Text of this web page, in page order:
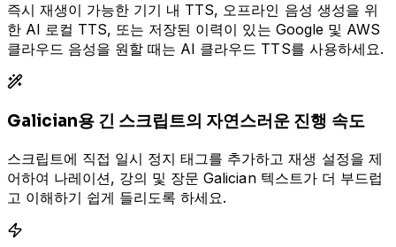
즉시 재생이 가능한 기기 내 TTS, 오프라인 음성 생성을 위
한 AI 로컬 TTS, 또는 저장된 이력이 있는 Google 및 AWS
클라우드 음성을 원할 때는 AI 클라우드 TTS를 사용하세요.
Galician용 긴 스크립트의 자연스러운 진행 속도
스크립트에 직접 일시 정지 태그를 추가하고 재생 설정을 제
어하여 나레이션, 강의 및 장문 Galician 텍스트가 더 부드럽
고 이해하기 쉽게 들리도록 하세요.